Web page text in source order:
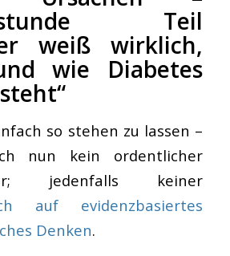
Teil
weiß wirklich,
wie Diabetes
so stehen zu lassen –
nun kein ordentlicher
jedenfalls keiner
auf evidenzbasiertes
Denken.